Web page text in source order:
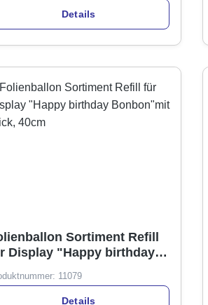
Details
Sortiment Refill
Display "Happy birthday
11079
Details